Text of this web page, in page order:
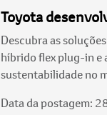
Toyota
Descubra as
híbrido flex plug-in e
sustentabilidade no
Data da postagem: